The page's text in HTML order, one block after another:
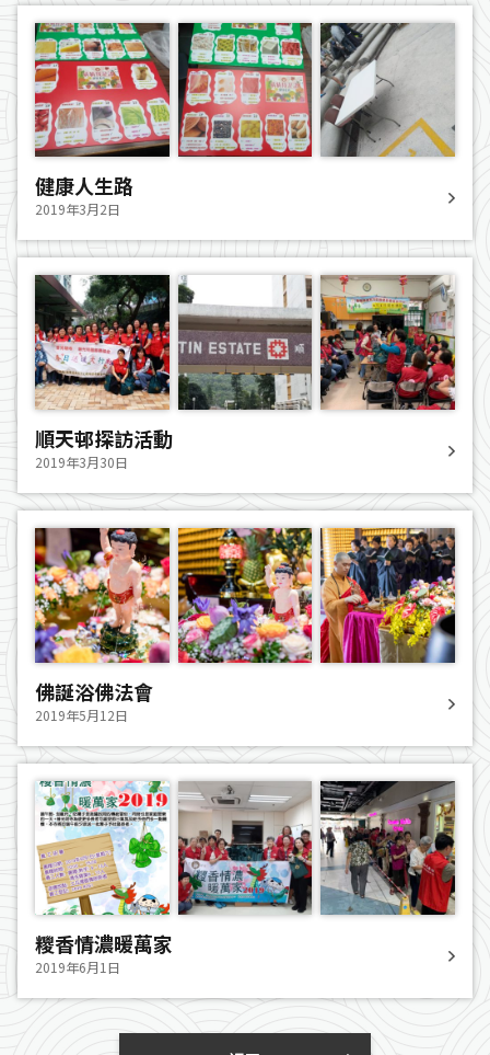
健康人生路
2019年3月2日
順天邨探訪活動
2019年3月30日
佛誕浴佛法會
2019年5月12日
糭香情濃暖萬家
2019年6月1日